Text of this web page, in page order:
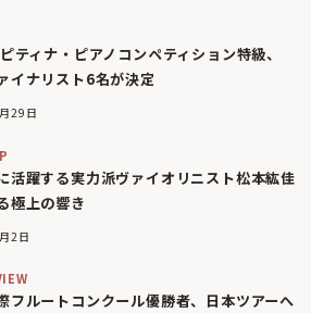
ティナ・ピアノコンペティション特級、
イナリスト6名が決定
29日
活躍する実力派ヴァイオリニスト松本紘佳
極上の響き
2日
フルートコンクール優勝者、日本ツアーへ